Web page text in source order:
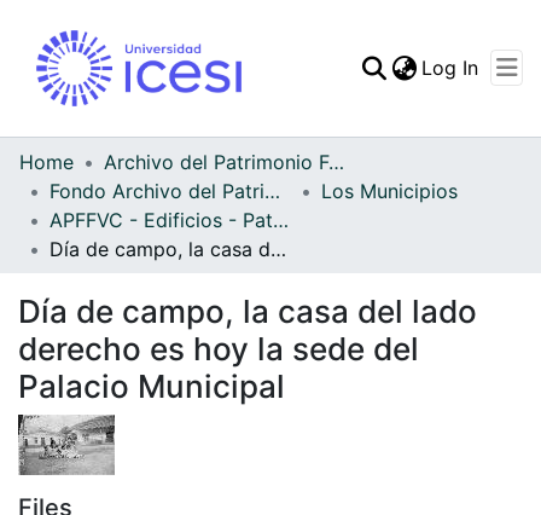
Statistics
Log In
Home
Archivo del Patrimonio Fotográfico y Fílmico del Valle del Cauca
Fondo Archivo del Patrimonio Fotográfico y Fílmico del Valle del Cauca
Los Municipios
APFFVC - Edificios - Patrimonial
Día de campo, la casa del lado derecho es hoy la sede del Palacio Municipal
Día de campo, la casa del lado
derecho es hoy la sede del
Palacio Municipal
Files